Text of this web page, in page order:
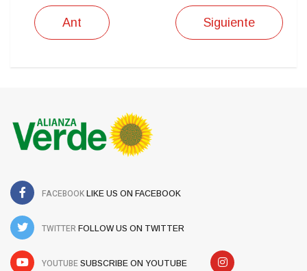
Ant Siguiente
FACEBOOK LIKE US ON FACEBOOK
TWITTER FOLLOW US ON TWITTER
YOUTUBE SUBSCRIBE ON YOUTUBE